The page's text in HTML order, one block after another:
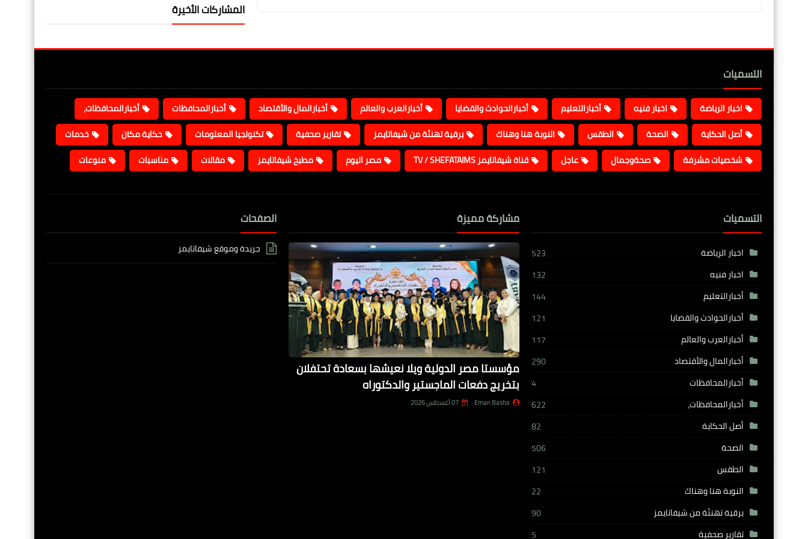
المشاركات الأخيرة
التسميات
اخبار الرياضة اخبار فنيه أخبارالتعليم أخبارالحوادث والقضايا أخبارالعرب والعالم أخبارالمال والأقتصاد أخبارالمحافظات
أخبارالمحافظات،
أصل الحكاية
الصحة الطقس النوبة هنا وهناك برقية تهنئة من شيفاتايمز تقارير صحفية تكنولجيا المعلومات حكاية مكان
خدمات
شخصيات مشرفة
صحةوجمال عاجل قناة شيفاتايمز TV / SHEFATAIMS مصر اليوم مطبخ شيفاتايمز مقالات مناسبات منوعات
التسميات
اخبار الرياضة
523
اخبار فنيه
132
أخبارالتعليم
144
أخبارالحوادث والقضايا
121
أخبارالعرب والعالم
117
أخبارالمال والأقتصاد
290
أخبارالمحافظات
4
أخبارالمحافظات،
622
أصل الحكاية
82
الصحة
506
الطقس
121
النوبة هنا وهناك
22
برقية تهنئة من شيفاتايمز
90
تقارير صحفية
5
مشاركة مميزة
مؤسستا مصر الدولية ويلا نعيشها بسعادة تحتفلان
بتخريج دفعات الماجستير والدكتوراه
Eman Basha 07 أغسطس 2026
الصفحات
جريدة وموقع شيفاتايمز